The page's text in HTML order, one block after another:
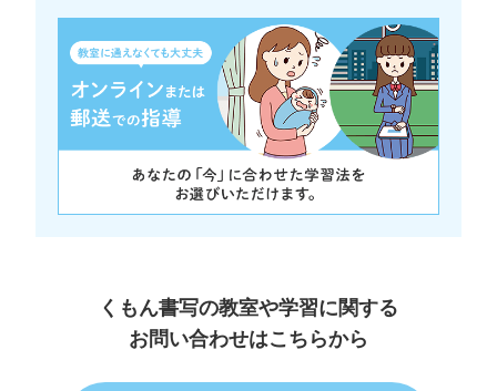
くもん書写の教室や学習に関する
お問い合わせはこちらから